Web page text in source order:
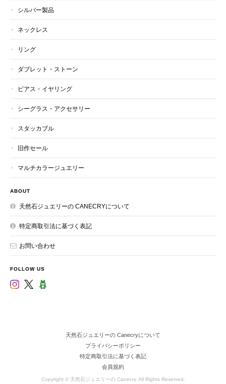
シルバー製品
ネックレス
リング
ダブレット・ストーン
ピアス・イヤリング
シーグラス・アクセサリー
スタッカブル
旧作セール
マルチカラージュエリー
ABOUT
天然石ジュエリーの CANECRYについて
特定商取引法に基づく表記
お問い合わせ
FOLLOW US
天然石ジュエリーの Canecryについて
プライバシーポリシー
特定商取引法に基づく表記
会員規約
Copyright © 天然石ジュエリーの Canecry. All Rights Reserved.